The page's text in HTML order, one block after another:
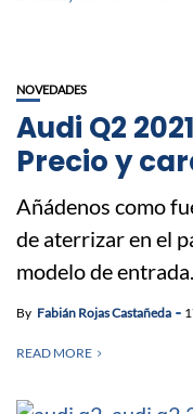
NOVEDADES
Audi Q2
Precio y
Añádenos como
de aterrizar en el
modelo de entrada...
By Fabián Rojas Castañeda
READ MORE